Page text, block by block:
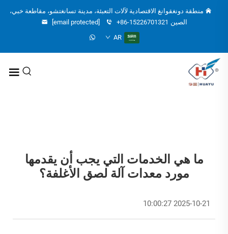
منطقة دونغقوانغ الاقتصادية لآلات التعبئة، مدينة تسانغتشو، مقاطعة خبي،
الصين +86-15226701321
[email protected]
AR
ما هي الخدمات التي يجب أن يقدمها
مورد معدات آلة لصق الأغلفة؟
2025-10-21 10:00:27